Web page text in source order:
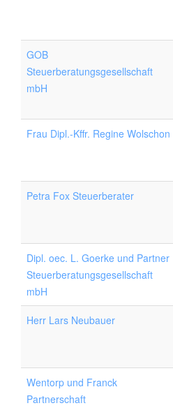
GOB
Steuerberatungsgesellschaft
mbH
Frau Dipl.-Kffr. Regine Wolschon
Petra Fox Steuerberater
Dipl. oec. L. Goerke und Partner
Steuerberatungsgesellschaft
mbH
Herr Lars Neubauer
Wentorp und Franck
Partnerschaft